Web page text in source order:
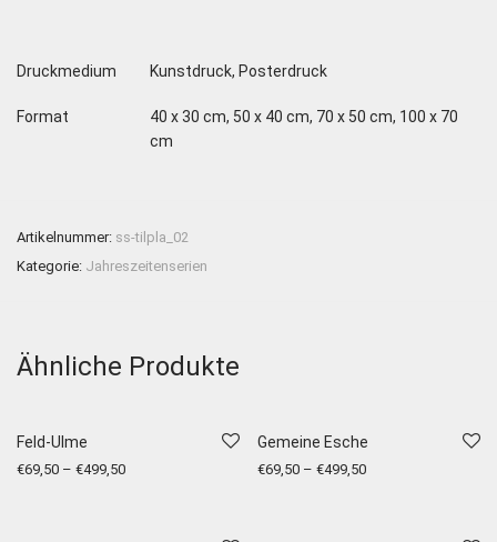
Druckmedium Kunstdruck, Posterdruck
Format
40 x 30 cm, 50 x 40 cm, 70 x 50 cm, 100 x 70
cm
Artikelnummer: ss-tilpla_02
Kategorie: Jahreszeitenserien
Ähnliche Produkte
Feld-Ulme
€69,50 – €499,50
Gemeine Esche
€69,50 – €499,50